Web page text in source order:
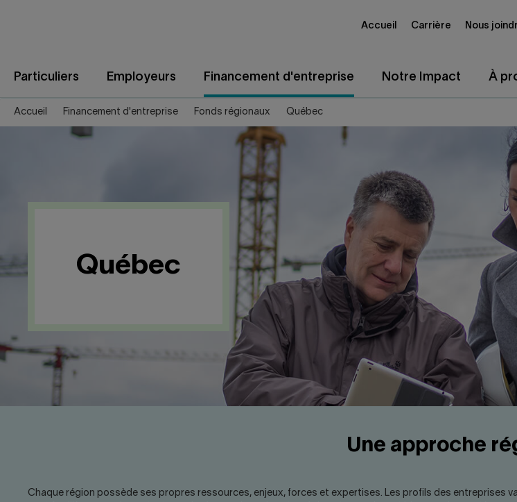
Particuliers Employeurs Financement d'entreprise Notre Impact À
Accueil Carrière Nous
Accueil Financement d'entreprise Fonds régionaux Québec
Québec
Une approche
Chaque région possède ses propres ressources, enjeux, forces et expertises. Les profils des entreprises